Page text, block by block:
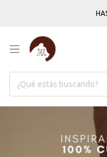
HASTA 9 CUOTAS